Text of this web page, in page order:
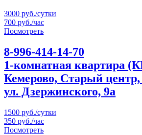
3000 руб./сутки
700 руб./час
Посмотреть
8-996-414-14-70
1-комнатная квартира
Кемерово, Старый
ул. Дзержинского, 9а
1500 руб./сутки
350 руб./час
Посмотреть